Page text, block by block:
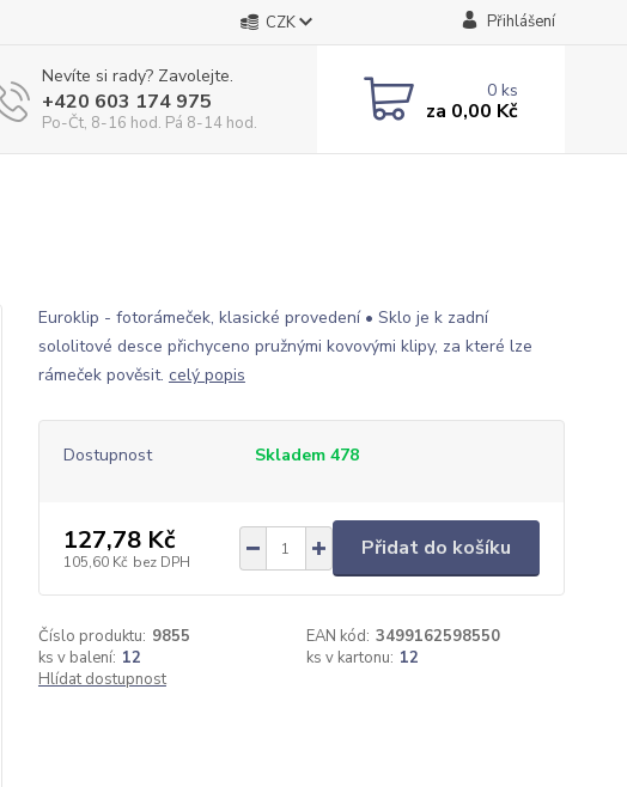
CZK Přihlášení
Nevíte si rady? Zavolejte.
+420 603 174 975
Po-Čt, 8-16 hod. Pá 8-14 hod.
0ks
za 0,00 Kč
Euroklip - fotorámeček, klasické provedení • Sklo je k zadní
sololitové desce přichyceno pružnými kovovými klipy, za které lze
rámeček pověsit. celý popis
Dostupnost Skladem 478
127,78 Kč
105,60 Kč bez DPH
Přidat do košíku
Číslo produktu: 9855 EAN kód: 3499162598550
ks v balení: 12 ks v kartonu: 12
Hlídat dostupnost